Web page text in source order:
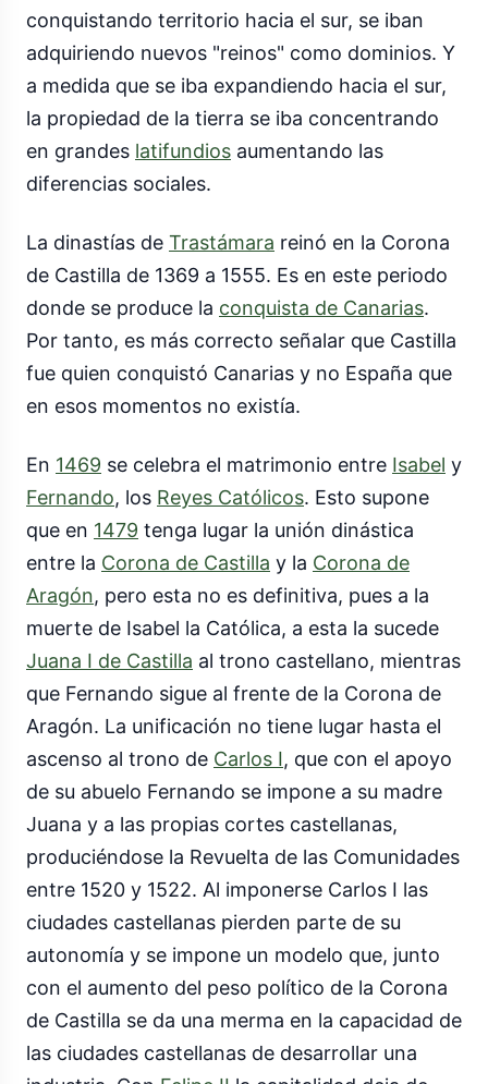
conquistando territorio hacia el sur, se iban
adquiriendo nuevos "reinos" como dominios. Y
a medida que se iba expandiendo hacia el sur,
la propiedad de la tierra se iba concentrando
en grandes latifundios aumentando las
diferencias sociales.
La dinastías de Trastámara reinó en la Corona
de Castilla de 1369 a 1555. Es en este periodo
donde se produce la conquista de Canarias.
Por tanto, es más correcto señalar que Castilla
fue quien conquistó Canarias y no España que
en esos momentos no existía.
En 1469 se celebra el matrimonio entre Isabel y
Fernando, los Reyes Católicos. Esto supone
que en 1479 tenga lugar la unión dinástica
entre la Corona de Castilla y la Corona de
Aragón, pero esta no es definitiva, pues a la
muerte de Isabel la Católica, a esta la sucede
Juana I de Castilla al trono castellano, mientras
que Fernando sigue al frente de la Corona de
Aragón. La unificación no tiene lugar hasta el
ascenso al trono de Carlos I, que con el apoyo
de su abuelo Fernando se impone a su madre
Juana y a las propias cortes castellanas,
produciéndose la Revuelta de las Comunidades
entre 1520 y 1522. Al imponerse Carlos I las
ciudades castellanas pierden parte de su
autonomía y se impone un modelo que, junto
con el aumento del peso político de la Corona
de Castilla se da una merma en la capacidad de
las ciudades castellanas de desarrollar una